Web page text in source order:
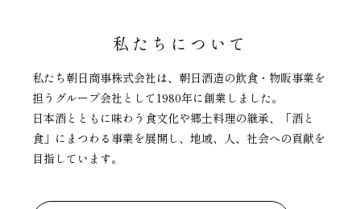
私たちについて
私たち朝日商事株式会社は、朝日酒造の飲食・物販事業を
担うグループ会社として1980年に創業しました。
日本酒とともに味わう食文化や郷土料理の継承、「酒と
食」にまつわる事業を展開し、地域、人、社会への貢献を
目指しています。